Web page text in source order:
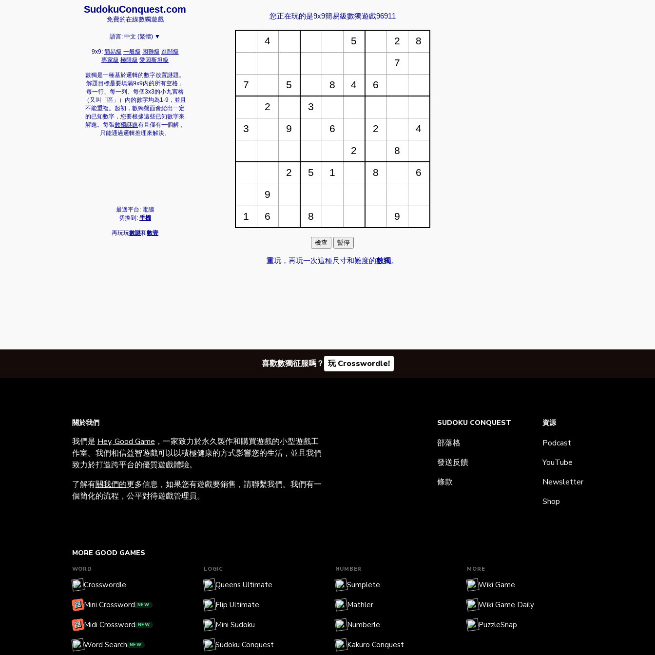
SudokuConquest.com
免費的在線數獨遊戲
語言: 中文 (繁體) ▼
9x9: 簡易級 一般級 困難級 進階級
專家級 極限級 愛因斯坦級
數獨是一種基於邏輯的數字放置謎題。
解題目標是要填滿9x9內的所有空格，
每一行、每一列、每個3x3的小九宮格
（又叫「區」）內的數字均為1-9，並且
不能重複。起初，數獨盤面會給出一定
的已知數字，您要根據這些已知數字來
解題。每張數獨謎題有且僅有一個解，
只能通過邏輯推理來解決。
最適平台: 電腦
切換到: 手機
再玩玩數謎和數壹
您正在玩的是9x9簡易級數獨遊戲96911
重玩，再玩一次這種尺寸和難度的數獨。
喜歡數獨征服嗎？ 玩 Crosswordle!
關於我們
我們是 Hey, Good Game ，一家致力於永久製作和購買遊戲的小型遊戲工
作室。我們相信益智遊戲可以以積極健康的方式影響您的生活，並且我們
致力於打造跨平台的優質遊戲體驗。
了解有關我們的更多信息，如果您有遊戲要銷售，請聯繫我們。我們有一
個簡化的流程，公平對待遊戲管理員。
MORE GOOD GAMES
WORD
Crosswordle
Mini Crossword NEW
Midi Crossword NEW
Word Search NEW
LOGIC
Queens Ultimate
Flip Ultimate
Mini Sudoku
Sudoku Conquest
NUMBER
Sumplete
Mathler
Numberle
Kakuro Conquest
MORE
Wiki Game
Wiki Game Daily
PuzzleSnap
SUDOKU CONQUEST
部落格
發送反饋
條款
資源
Podcast
YouTube
Newsletter
Shop